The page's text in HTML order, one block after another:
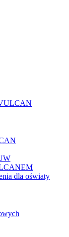
dla oświaty